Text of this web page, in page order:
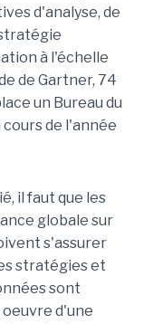
d'analyse, de
à l'échelle
de Gartner, 74
un Bureau du
cours de l'année
il faut que les
globale sur
s'assurer
stratégies et
sont
d'une